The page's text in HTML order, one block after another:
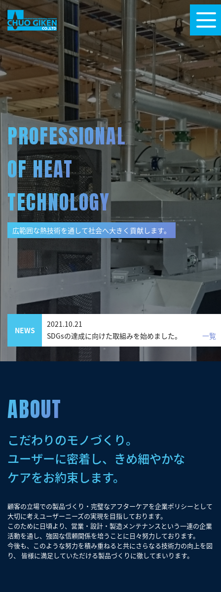
PROFESSIONAL
OF HEAT
TECHNOLOGY
広範囲な熱技術を通して社会へ大きく貢献します。
NEWS
2021.10.21
SDGsの達成に向けた取組みを始めました。
一覧
ABOUT
こだわりのモノづくり。
ユーザーに密着し、きめ細やかな
ケアをお約束します。
顧客の立場での製品づくり・完璧なアフターケアを企業ポリシーとして
大切に考えユーザーニーズの実現を目指しております。
このために日頃より、営業・設計・製造メンテナンスという一連の企業
活動を通し、 強固な信頼関係を培うことに日々努力しております。
今後も、このような努力を積み重ねると共にさらなる技術力の向上を図
り、
皆様に満足していただける製品づくりに徹してまいります。